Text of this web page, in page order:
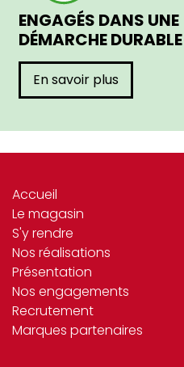
ENGAGÉS DANS UNE
DÉMARCHE DURABLE
En savoir plus
Accueil
Le magasin
S'y rendre
Nos réalisations
Présentation
Nos engagements
Recrutement
Marques partenaires